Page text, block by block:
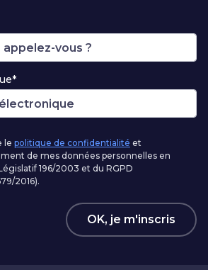
le politique de confidentialité et
de mes données personnelles en
196/2003 et du RGPD
2016).
OK, je m'inscris